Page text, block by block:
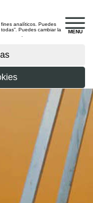
MENU
analíticos. Puedes
Puedes cambiar la